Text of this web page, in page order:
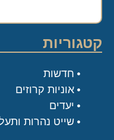
קטגוריות
חדשות
אוניות קרוזים
יעדים
שייט נהרות ותעלות